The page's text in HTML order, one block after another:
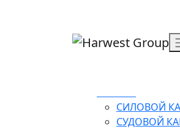
СИЛОВОЙ
СУДОВОЙ